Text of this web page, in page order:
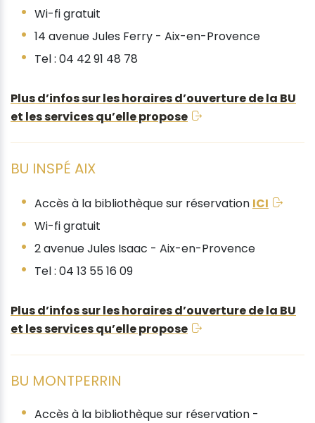
Wi-fi gratuit
14 avenue Jules Ferry - Aix-en-Provence
Tel : 04 42 91 48 78
Plus d’infos sur les horaires d’ouverture de la BU
et les services qu’elle propose
BU INSPÉ AIX
Accès à la bibliothèque sur réservation ICI
Wi-fi gratuit
2 avenue Jules Isaac - Aix-en-Provence
Tel : 04 13 55 16 09
Plus d’infos sur les horaires d’ouverture de la BU
et les services qu’elle propose
BU MONTPERRIN
Accès à la bibliothèque sur réservation -